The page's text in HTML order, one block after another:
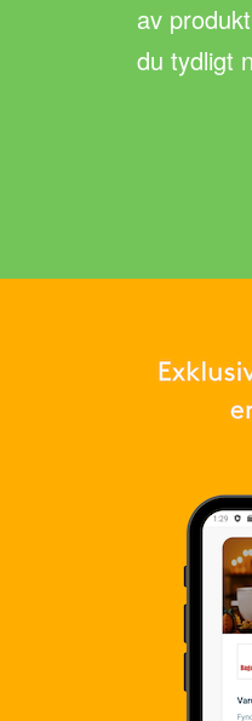
av
du tydligt